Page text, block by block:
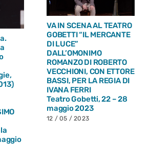
VA IN SCENA AL TEATRO
GOBETTI “IL MERCANTE
DI LUCE”
DALL’OMONIMO
ROMANZO DI ROBERTO
VECCHIONI, CON ETTORE
BASSI, PER LA REGIA DI
IVANA FERRI
Teatro Gobetti, 22 – 28
maggio 2023
12 / 05 / 2023